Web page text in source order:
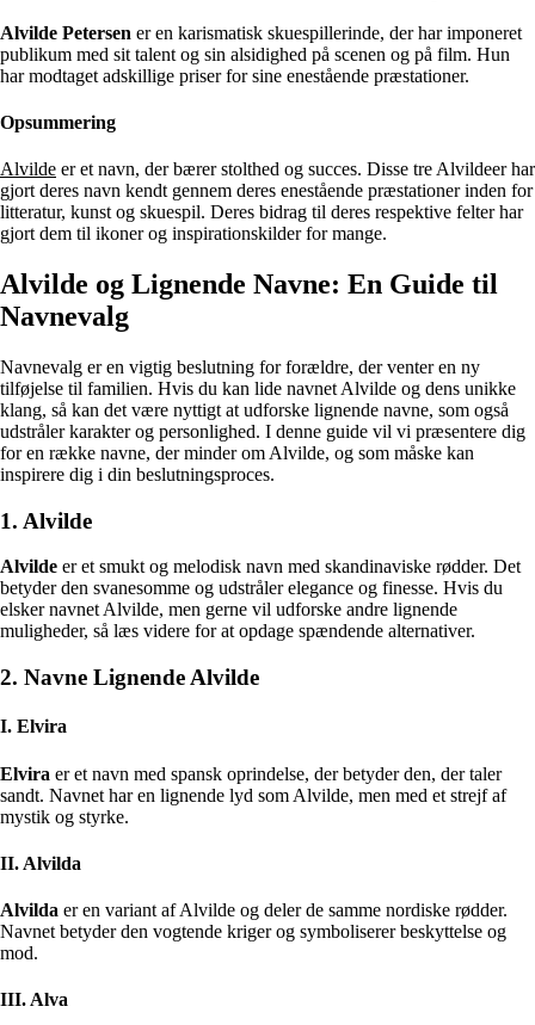
Alvilde Petersen er en karismatisk skuespillerinde, der har imponeret
publikum med sit talent og sin alsidighed på scenen og på film. Hun
har modtaget adskillige priser for sine enestående præstationer.
Opsummering
Alvilde er et navn, der bærer stolthed og succes. Disse tre Alvildeer har
gjort deres navn kendt gennem deres enestående præstationer inden for
litteratur, kunst og skuespil. Deres bidrag til deres respektive felter har
gjort dem til ikoner og inspirationskilder for mange.
Alvilde og Lignende Navne: En Guide til
Navnevalg
Navnevalg er en vigtig beslutning for forældre, der venter en ny
tilføjelse til familien. Hvis du kan lide navnet Alvilde og dens unikke
klang, så kan det være nyttigt at udforske lignende navne, som også
udstråler karakter og personlighed. I denne guide vil vi præsentere dig
for en række navne, der minder om Alvilde, og som måske kan
inspirere dig i din beslutningsproces.
1. Alvilde
Alvilde er et smukt og melodisk navn med skandinaviske rødder. Det
betyder den svanesomme og udstråler elegance og finesse. Hvis du
elsker navnet Alvilde, men gerne vil udforske andre lignende
muligheder, så læs videre for at opdage spændende alternativer.
2. Navne Lignende Alvilde
I. Elvira
Elvira er et navn med spansk oprindelse, der betyder den, der taler
sandt. Navnet har en lignende lyd som Alvilde, men med et strejf af
mystik og styrke.
II. Alvilda
Alvilda er en variant af Alvilde og deler de samme nordiske rødder.
Navnet betyder den vogtende kriger og symboliserer beskyttelse og
mod.
III. Alva